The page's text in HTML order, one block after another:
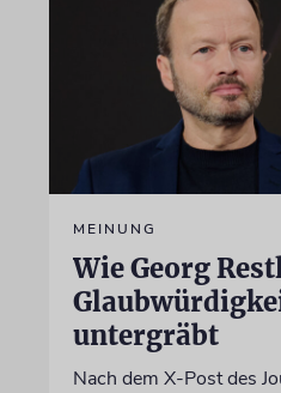
MEINUNG
Wie Georg
untergräbt
Nach dem X-Post des